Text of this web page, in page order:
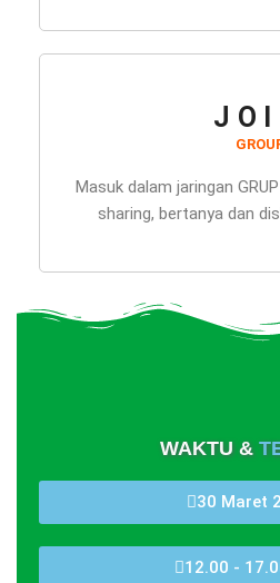
Masuk dalam jaringan
sharing, bertanya dan
WAKTU &
30 Maret
12.00 -